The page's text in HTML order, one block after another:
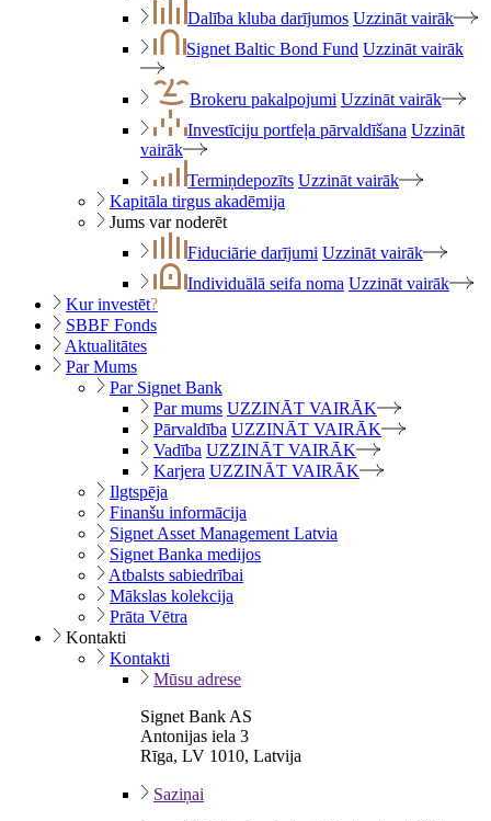
Dalība kluba darījumos Uzzināt vairāk
Signet Baltic Bond Fund Uzzināt vairāk
Brokeru pakalpojumi Uzzināt vairāk
Investīciju portfeļa pārvaldīšana Uzzināt
vairāk
Termiņdepozīts Uzzināt vairāk
Kapitāla tirgus akadēmija
Jums var noderēt
Fiduciārie darījumi Uzzināt vairāk
Individuālā seifa noma Uzzināt vairāk
Kur investēt?
SBBF Fonds
Aktualitātes
Par Mums
Par Signet Bank
Par mums UZZINĀT VAIRĀK
Pārvaldība UZZINĀT VAIRĀK
Vadība UZZINĀT VAIRĀK
Karjera UZZINĀT VAIRĀK
Ilgtspēja
Finanšu informācija
Signet Asset Management Latvia
Signet Banka medijos
Atbalsts sabiedrībai
Mākslas kolekcija
Prāta Vētra
Kontakti
Kontakti
Mūsu adrese
Signet Bank AS
Antonijas iela 3
Rīga, LV 1010, Latvija
Saziņai